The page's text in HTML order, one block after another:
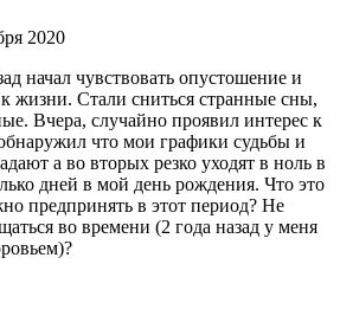
2020
начал чувствовать опустошение и
жизни. Стали сниться странные сны,
Вчера, случайно проявил интерес к
что мои графики судьбы и
а во вторых резко уходят в ноль в
дней в мой день рождения. Что это
предпринять в этот период? Не
во времени (2 года назад у меня